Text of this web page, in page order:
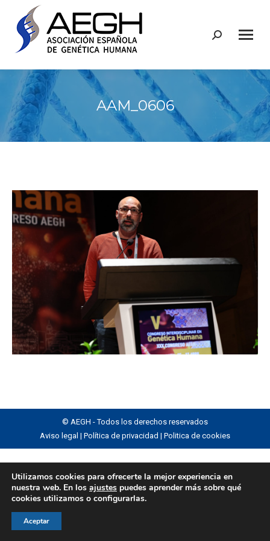
Buscar:
AAM_0606
© AEGH - Todos los derechos reservados
Aviso legal | Política de privacidad | Politica de cookies
Utilizamos cookies para ofrecerte la mejor experiencia en
nuestra web. En los ajustes puedes aprender más sobre qué
cookies utilizamos o configurarlas.
Aceptar